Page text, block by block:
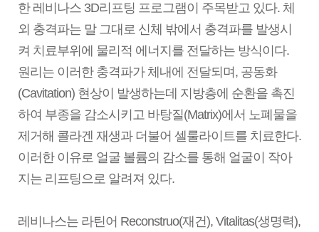
한 레비나스 3D리프팅 프로그램이 주목받고 있다. 체
외 충격파는 말 그대로 신체 밖에서 충격파를 발생시
켜 치료부위에 물리적 에너지를 전달하는 방식이다.
원리는 이러한 충격파가 체내에 전달되며, 공동화
(Cavitation) 현상이 발생하는데 지방층에 순환을 촉진
하여 부종을 감소시키고 바탕질(Matrix)에서 노폐물을
제거해 콜라겐 재생과 더불어 셀룰라이트를 치료한다.
이러한 이유로 얼굴 볼륨의 감소를 통해 얼굴이 작아
지는 리프팅으로 알려져 있다.
레비나스는 라틴어 Reconstruo(재건), Vitalitas(생명력),